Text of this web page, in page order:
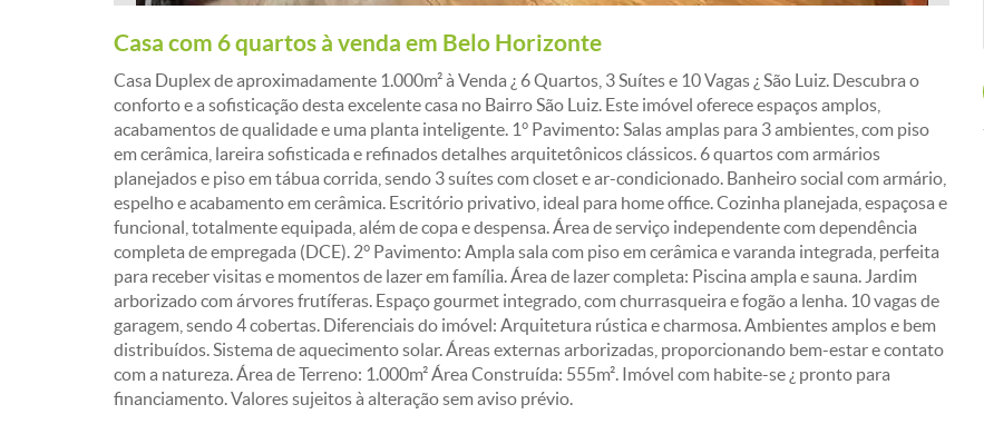
Casa com 6 quartos à venda em Belo Horizonte
Casa Duplex de aproximadamente 1.000m² à Venda ¿ 6 Quartos, 3 Suítes e 10 Vagas ¿ São Luiz. Descubra o
conforto e a sofisticação desta excelente casa no Bairro São Luiz. Este imóvel oferece espaços amplos,
acabamentos de qualidade e uma planta inteligente. 1° Pavimento: Salas amplas para 3 ambientes, com piso
em cerâmica, lareira sofisticada e refinados detalhes arquitetônicos clássicos. 6 quartos com armários
planejados e piso em tábua corrida, sendo 3 suítes com closet e ar-condicionado. Banheiro social com armário,
espelho e acabamento em cerâmica. Escritório privativo, ideal para home office. Cozinha planejada, espaçosa e
funcional, totalmente equipada, além de copa e despensa. Área de serviço independente com dependência
completa de empregada (DCE). 2° Pavimento: Ampla sala com piso em cerâmica e varanda integrada, perfeita
para receber visitas e momentos de lazer em família. Área de lazer completa: Piscina ampla e sauna. Jardim
arborizado com árvores frutíferas. Espaço gourmet integrado, com churrasqueira e fogão a lenha. 10 vagas de
garagem, sendo 4 cobertas. Diferenciais do imóvel: Arquitetura rústica e charmosa. Ambientes amplos e bem
distribuídos. Sistema de aquecimento solar. Áreas externas arborizadas, proporcionando bem-estar e contato
com a natureza. Área de Terreno: 1.000m² Área Construída: 555m². Imóvel com habite-se ¿ pronto para
financiamento. Valores sujeitos à alteração sem aviso prévio.